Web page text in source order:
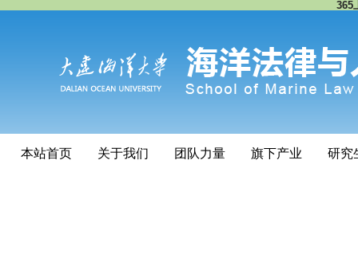
365
本站首页 关于我们 团队力量 旗下产业 研究